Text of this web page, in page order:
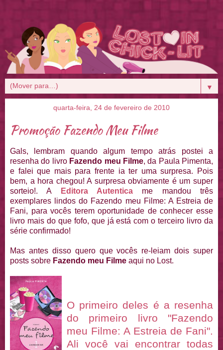
▼
quarta-feira, 24 de fevereiro de 2010
Promoção Fazendo Meu Filme
Gals, lembram quando algum tempo atrás postei a
resenha do livro Fazendo meu Filme, da Paula Pimenta,
e falei que mais para frente ia ter uma surpresa. Pois
bem, a hora chegou! A surpresa obviamente é um super
sorteio!. A
Editora Autentica me mandou três
exemplares lindos do Fazendo meu Filme: A Estreia de
Fani, para vocês terem oportunidade de conhecer esse
livro mais do que fofo, que já está com o terceiro livro da
série confirmado!
Mas antes disso quero que vocês re-leiam dois super
posts sobre Fazendo meu Filme aqui no Lost.
O primeiro deles é a resenha
do primeiro livro "Fazendo
meu Filme: A Estreia de Fani".
Ali você vai encontrar todas